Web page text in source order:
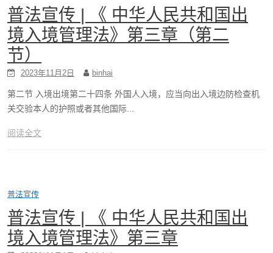
普法宣传 | 《 中华人民共和国出
境入境管理法》第三章（第二
节）
2023年11月2日 binhai
第二节 入境出境第二十四条 外国人入境，应当向出入境边防检查机
关交验本人的护照或者其他国际...
阅读全文
普法宣传
普法宣传 | 《 中华人民共和国出
境入境管理法》第三章